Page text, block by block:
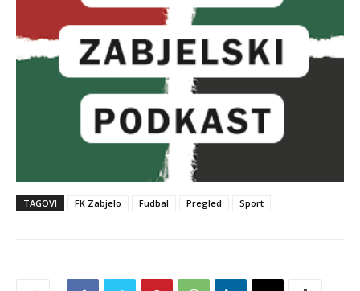
TAGOVI FK Zabjelo Fudbal Pregled Sport